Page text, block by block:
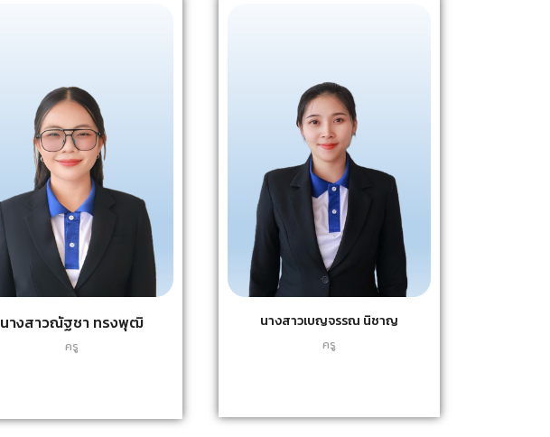
นางสาวณัฐชา ทรงพุฒิ
ครู
นางสาวเบญจรรณ นิชาญ
ครู